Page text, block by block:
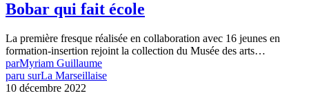
Bobar qui fait école
La première fresque réalisée en collaboration avec 16 jeunes en
formation-insertion rejoint la collection du Musée des arts…
parMyriam Guillaume
paru surLa Marseillaise
10 décembre 2022